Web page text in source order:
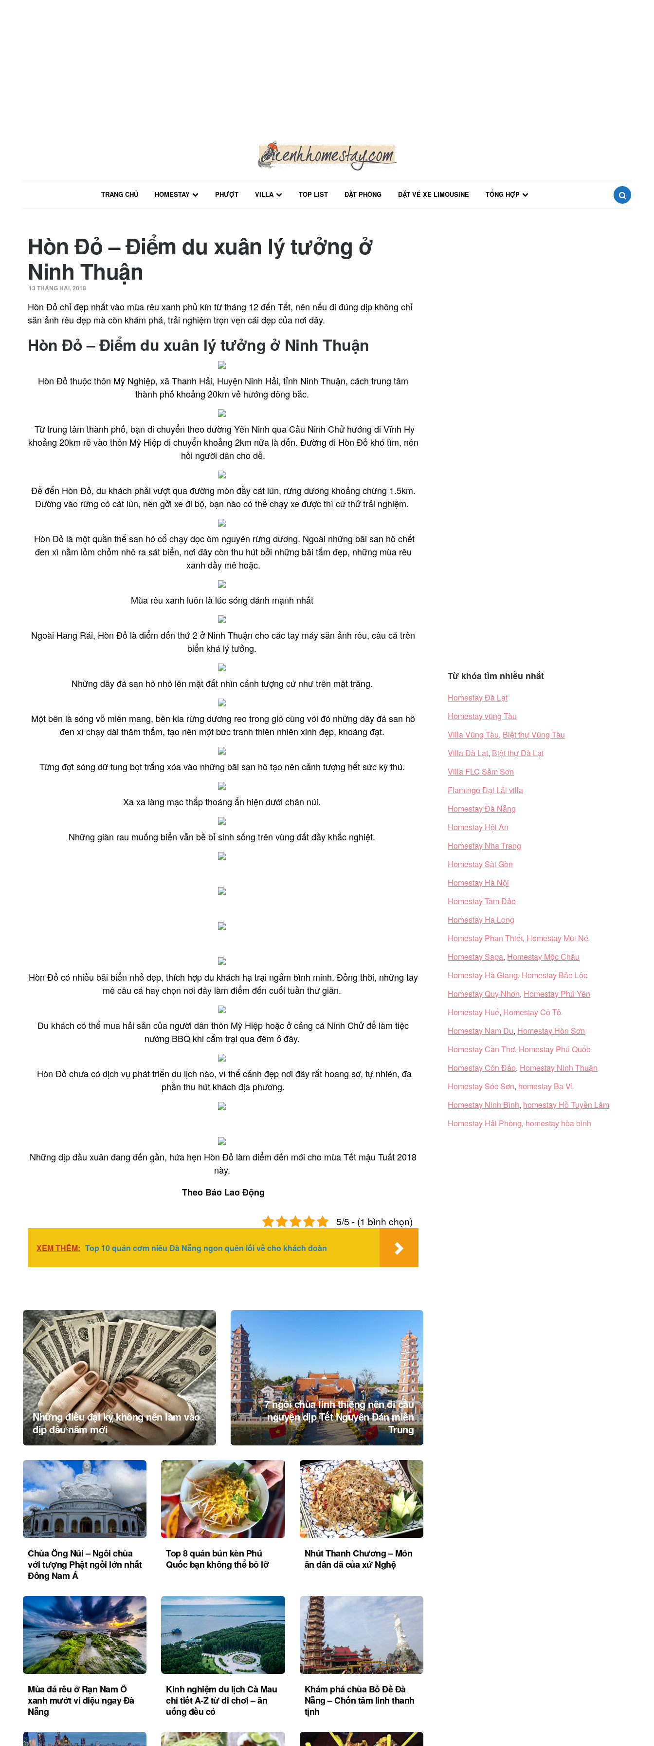
TRANG CHỦ HOMESTAY PHƯỢT VILLA TOP LIST ĐẶT PHÒNG ĐẶT VÉ XE LIMOUSINE
TỔNG HỢP
Hòn Đỏ – Điểm du xuân lý tưởng ở
Ninh Thuận
13 THÁNG HAI, 2018
Hòn Đỏ chỉ đẹp nhất vào mùa rêu xanh phủ kín từ tháng 12 đến Tết, nên nếu đi đúng dịp không chỉ
săn ảnh rêu đẹp mà còn khám phá, trải nghiệm trọn vẹn cái đẹp của nơi đây.
Hòn Đỏ – Điểm du xuân lý tưởng ở Ninh Thuận
Hòn Đỏ thuộc thôn Mỹ Nghiệp, xã Thanh Hải, Huyện Ninh Hải, tỉnh Ninh Thuận, cách trung tâm
thành phố khoảng 20km về hướng đông bắc.
Từ trung tâm thành phố, bạn di chuyển theo đường Yên Ninh qua Cầu Ninh Chử hướng đi Vĩnh Hy
khoảng 20km rẽ vào thôn Mỹ Hiệp di chuyển khoảng 2km nữa là đến. Đường đi Hòn Đỏ khó tìm, nên
hỏi người dân cho dễ.
Để đến Hòn Đỏ, du khách phải vượt qua đường mòn đầy cát lún, rừng dương khoảng chừng 1.5km.
Đường vào rừng có cát lún, nên gởi xe đi bộ, bạn nào có thể chạy xe được thì cứ thử trải nghiệm.
Hòn Đỏ là một quần thể san hô cổ chạy dọc ôm nguyên rừng dương. Ngoài những bãi san hô chết
đen xì nằm lỏm chỏm nhô ra sát biển, nơi đây còn thu hút bởi những bãi tắm đẹp, những mùa rêu
xanh đầy mê hoặc.
Mùa rêu xanh luôn là lúc sóng đánh mạnh nhất
Ngoài Hang Rái, Hòn Đỏ là điểm đến thứ 2 ở Ninh Thuận cho các tay máy săn ảnh rêu, câu cá trên
biển khá lý tưởng.
Những dãy đá san hô nhô lên mặt đất nhìn cảnh tượng cứ như trên mặt trăng.
Một bên là sóng vỗ miên mang, bên kia rừng dương reo trong gió cùng với đó những dãy đá san hô
đen xì chạy dài thăm thẳm, tạo nên một bức tranh thiên nhiên xinh đẹp, khoáng đạt.
Từng đợt sóng dữ tung bọt trắng xóa vào những bãi san hô tạo nên cảnh tượng hết sức kỳ thú.
Xa xa làng mạc thấp thoáng ẩn hiện dưới chân núi.
Những giàn rau muống biển vẫn bề bỉ sinh sống trên vùng đất đầy khắc nghiệt.
Hòn Đỏ có nhiều bãi biển nhỏ đẹp, thích hợp du khách hạ trại ngắm bình minh. Đồng thời, những tay
mê câu cá hay chọn nơi đây làm điểm đến cuối tuần thư giãn.
Du khách có thể mua hải sản của người dân thôn Mỹ Hiệp hoặc ở cảng cá Ninh Chử để làm tiệc
nướng BBQ khi cắm trại qua đêm ở đây.
Hòn Đỏ chưa có dịch vụ phát triển du lịch nào, vì thế cảnh đẹp nơi đây rất hoang sơ, tự nhiên, đa
phần thu hút khách địa phương.
Những dịp đầu xuân đang đến gần, hứa hẹn Hòn Đỏ làm điểm đến mới cho mùa Tết mậu Tuất 2018
này.
Theo Báo Lao Động
5/5 - (1 bình chọn)
XEM THÊM: Top 10 quán cơm niêu Đà Nẵng ngon quên lối về cho khách đoàn
Post
navigation
Những điều đại kỵ không nên làm vào
dịp đầu năm mới
7 ngôi chùa linh thiêng nên đi cầu
nguyện dịp Tết Nguyên Đán miền
Trung
Chùa Ông Núi – Ngôi chùa
với tượng Phật ngồi lớn nhất
Đông Nam Á
Top 8 quán bún kèn Phú
Quốc bạn không thể bỏ lỡ
Nhút Thanh Chương – Món
ăn dân dã của xứ Nghệ
Mùa đá rêu ở Rạn Nam Ô
xanh mướt vi diệu ngay Đà
Nẵng
Kinh nghiệm du lịch Cà Mau
chi tiết A-Z từ đi chơi – ăn
uống đều có
Khám phá chùa Bồ Đề Đà
Nẵng – Chốn tâm linh thanh
tịnh
Từ khóa tìm nhiều nhất
Homestay Đà Lạt
Homestay vũng Tàu
Villa Vũng Tàu, Biệt thự Vũng Tàu
Villa Đà Lạt, Biệt thự Đà Lạt
Villa FLC Sầm Sơn
Flamingo Đại Lải villa
Homestay Đà Nẵng
Homestay Hội An
Homestay Nha Trang
Homestay Sài Gòn
Homestay Hà Nội
Homestay Tam Đảo
Homestay Hạ Long
Homestay Phan Thiết, Homestay Mũi Né
Homestay Sapa, Homestay Mộc Châu
Homestay Hà Giang, Homestay Bảo Lộc
Homestay Quy Nhơn, Homestay Phú Yên
Homestay Huế, Homestay Cô Tô
Homestay Nam Du, Homestay Hòn Sơn
Homestay Cần Thơ, Homestay Phú Quốc
Homestay Côn Đảo, Homestay Ninh Thuận
Homestay Sóc Sơn, homestay Ba Vì
Homestay Ninh Bình, homestay Hồ Tuyền Lâm
Homestay Hải Phòng, homestay hòa bình